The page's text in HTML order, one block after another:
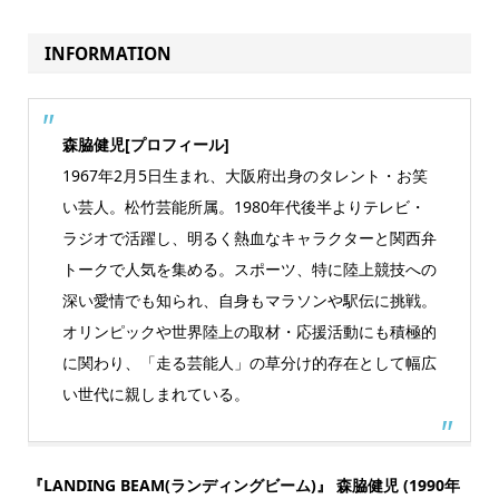
INFORMATION
森脇健児[プロフィール]
1967年2月5日生まれ、大阪府出身のタレント・お笑
い芸人。松竹芸能所属。1980年代後半よりテレビ・
ラジオで活躍し、明るく熱血なキャラクターと関西弁
トークで人気を集める。スポーツ、特に陸上競技への
深い愛情でも知られ、自身もマラソンや駅伝に挑戦。
オリンピックや世界陸上の取材・応援活動にも積極的
に関わり、「走る芸能人」の草分け的存在として幅広
い世代に親しまれている。
『LANDING BEAM(ランディングビーム)』 森脇健児 (1990年